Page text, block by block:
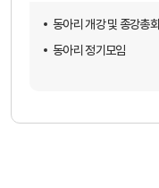
동아리 개강 및 종강총회
동아리 정기모임